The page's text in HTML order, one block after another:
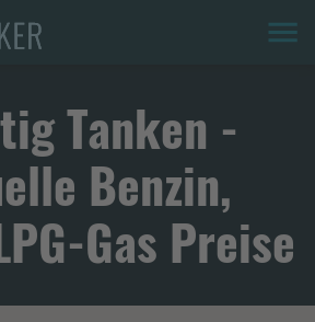
Tanken -
Benzin,
Gas Preise